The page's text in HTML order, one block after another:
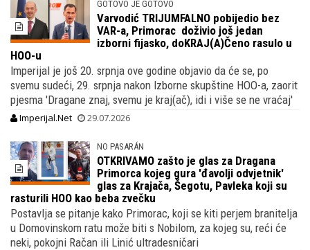
GOTOVO JE GOTOVO
Varvodić TRIJUMFALNO pobijedio bez
VAR-a, Primorac doživio još jedan
izborni fijasko, doKRAJ(A)Čeno rasulo u
HOO-u
Imperijal je još 20. srpnja ove godine objavio da će se, po
svemu sudeći, 29. srpnja nakon Izborne skupštine HOO-a, zaorit
pjesma 'Dragane znaj, svemu je kraj(ač), idi i više se ne vraćaj'
Imperijal.Net 29.07.2026
NO PASARÁN
OTKRIVAMO zašto je glas za Dragana
Primorca kojeg gura 'đavolji odvjetnik'
glas za Krajača, Šegotu, Pavleka koji su
rasturili HOO kao beba zvečku
Postavlja se pitanje kako Primorac, koji se kiti perjem branitelja
u Domovinskom ratu može biti s Nobilom, za kojeg su, reći će
neki, pokojni Račan ili Linić ultradesničari